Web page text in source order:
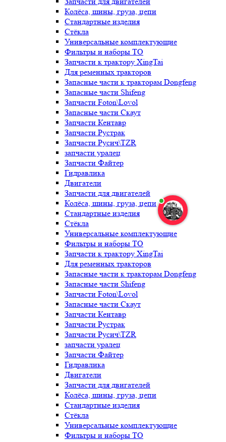
Колёса, шины, груза, цепи
Стандартные изделия
Стёкла
Универсальные комплектующие
Фильтры и наборы ТО
Запчасти к трактору XingTai
Для ременных тракторов
Запасные части к тракторам Dongfeng
Запасные части Shifeng
Запчасти Foton\Lovol
Запасные части Скаут
Запчасти Кентавр
Запчасти Рустрак
Запчасти Русич\TZR
запчасти уралец
Запчасти Файтер
Гидравлика
Двигатели
Запчасти для двигателей
Колёса, шины, груза, цепи
Стандартные изделия
Стёкла
Универсальные комплектующие
Фильтры и наборы ТО
Запчасти к трактору XingTai
Для ременных тракторов
Запасные части к тракторам Dongfeng
Запасные части Shifeng
Запчасти Foton\Lovol
Запасные части Скаут
Запчасти Кентавр
Запчасти Рустрак
Запчасти Русич\TZR
запчасти уралец
Запчасти Файтер
Гидравлика
Двигатели
Запчасти для двигателей
Колёса, шины, груза, цепи
Стандартные изделия
Стёкла
Универсальные комплектующие
Фильтры и наборы ТО